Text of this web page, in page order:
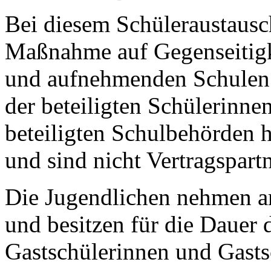
Bei diesem
Maßnahme auf
und aufnehmenden
der beteiligten
beteiligten
und sind nicht
Die Jugendlichen nehmen
und besitzen für die Dauer
Gastschülerinnen und